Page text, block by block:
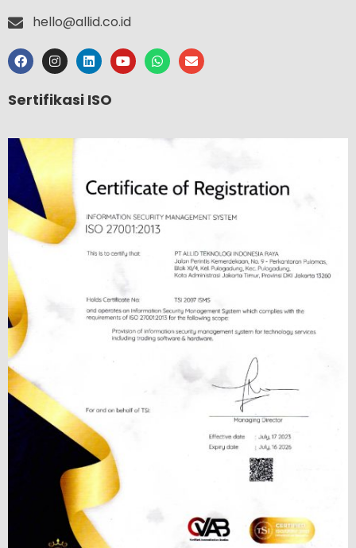
hello@allid.co.id
Sertifikasi ISO